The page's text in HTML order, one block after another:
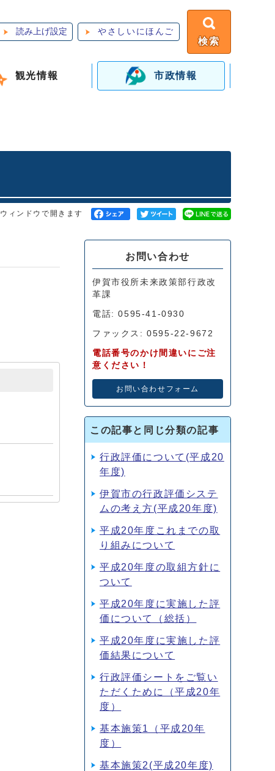
読み上げ設定 やさしいにほんご
検索
観光情報 市政情報
ィンドウで開きます
お問い合わせ
伊賀市役所未来政策部行政改
革課
電話: 0595-41-0930
ファックス: 0595-22-9672
電話番号のかけ間違いにご注
意ください！
お問い合わせフォーム
この記事と同じ分類の記事
行政評価について(平成20
年度)
伊賀市の行政評価システ
ムの考え方(平成20年度)
平成20年度これまでの取
り組みについて
平成20年度の取組方針に
ついて
平成20年度に実施した評
価について（総括）
平成20年度に実施した評
価結果について
行政評価シートをご覧い
ただくために（平成20年
度）
基本施策1（平成20年
度）
基本施策2(平成20年度)